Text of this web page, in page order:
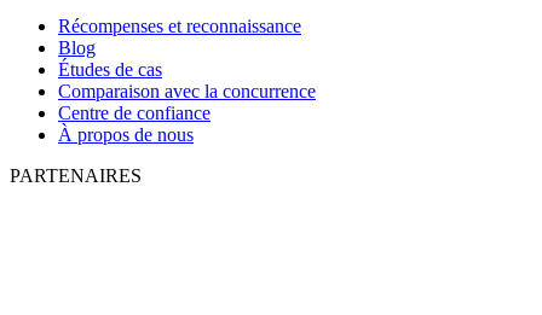
Récompenses et reconnaissance
Blog
Études de cas
Comparaison avec la concurrence
Centre de confiance
À propos de nous
PARTENAIRES